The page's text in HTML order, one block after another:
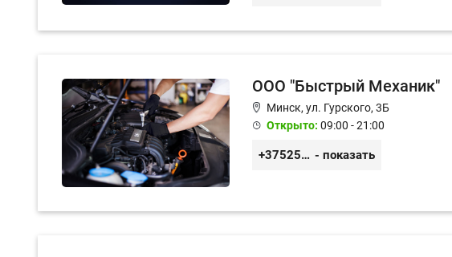
ООО "Быстрый Механик"
Минск, ул. Гурского, 3Б
Открыто: 09:00 - 21:00
+375259211008 - показать